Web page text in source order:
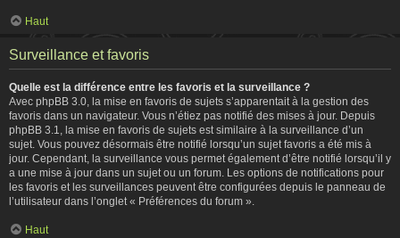
Haut
Surveillance et favoris
Quelle est la différence entre les favoris et la surveillance ?
Avec phpBB 3.0, la mise en favoris de sujets s’apparentait à la gestion des
favoris dans un navigateur. Vous n’étiez pas notifié des mises à jour. Depuis
phpBB 3.1, la mise en favoris de sujets est similaire à la surveillance d’un
sujet. Vous pouvez désormais être notifié lorsqu’un sujet favoris a été mis à
jour. Cependant, la surveillance vous permet également d’être notifié lorsqu’il y
a une mise à jour dans un sujet ou un forum. Les options de notifications pour
les favoris et les surveillances peuvent être configurées depuis le panneau de
l’utilisateur dans l’onglet « Préférences du forum ».
Haut